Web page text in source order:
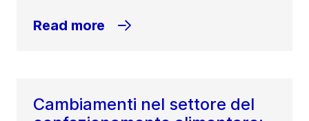
Read more
Cambiamenti nel settore del